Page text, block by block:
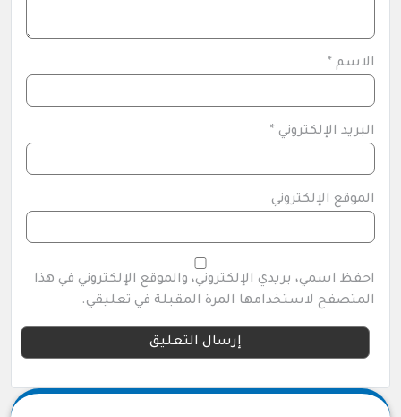
الاسم *
البريد الإلكتروني *
الموقع الإلكتروني
احفظ اسمي، بريدي الإلكتروني، والموقع الإلكتروني في هذا
المتصفح لاستخدامها المرة المقبلة في تعليقي.